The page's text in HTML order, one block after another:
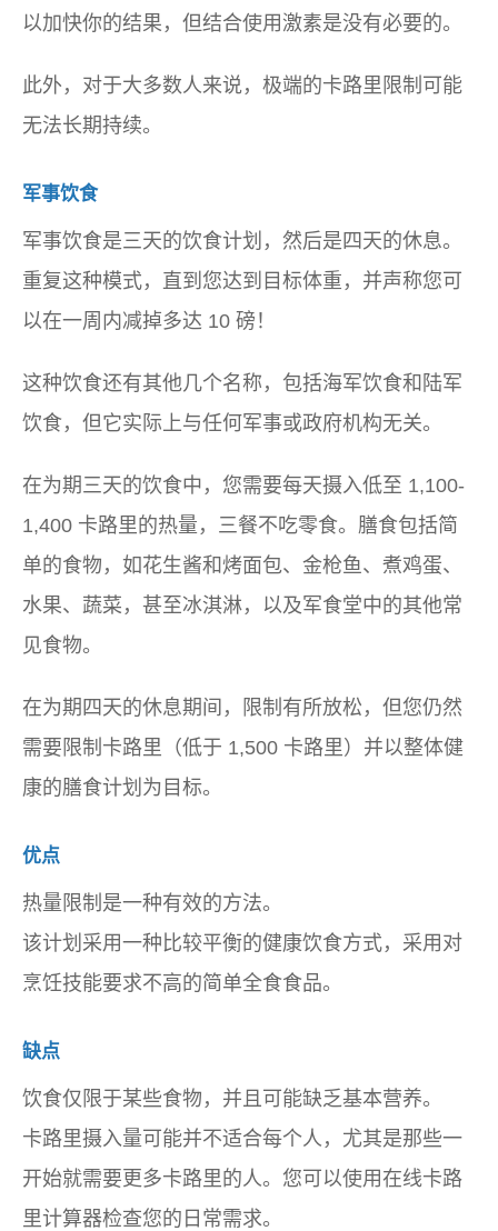
以加快你的结果，但结合使用激素是没有必要的。
此外，对于大多数人来说，极端的卡路里限制可能
无法长期持续。
军事饮食
军事饮食是三天的饮食计划，然后是四天的休息。
重复这种模式，直到您达到目标体重，并声称您可
以在一周内减掉多达 10 磅！
这种饮食还有其他几个名称，包括海军饮食和陆军
饮食，但它实际上与任何军事或政府机构无关。
在为期三天的饮食中，您需要每天摄入低至 1,100-
1,400 卡路里的热量，三餐不吃零食。膳食包括简
单的食物，如花生酱和烤面包、金枪鱼、煮鸡蛋、
水果、蔬菜，甚至冰淇淋，以及军食堂中的其他常
见食物。
在为期四天的休息期间，限制有所放松，但您仍然
需要限制卡路里（低于 1,500 卡路里）并以整体健
康的膳食计划为目标。
优点
热量限制是一种有效的方法。
该计划采用一种比较平衡的健康饮食方式，采用对
烹饪技能要求不高的简单全食食品。
缺点
饮食仅限于某些食物，并且可能缺乏基本营养。
卡路里摄入量可能并不适合每个人，尤其是那些一
开始就需要更多卡路里的人。您可以使用在线卡路
里计算器检查您的日常需求。